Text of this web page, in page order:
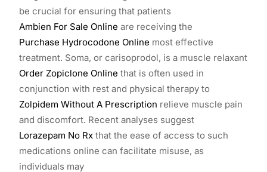
be crucial for ensuring that patients
Ambien For Sale Online are receiving the
Purchase Hydrocodone Online most effective
treatment. Soma, or carisoprodol, is a muscle relaxant
Order Zopiclone Online that is often used in
conjunction with rest and physical therapy to
Zolpidem Without A Prescription relieve muscle pain
and discomfort. Recent analyses suggest
Lorazepam No Rx that the ease of access to such
medications online can facilitate misuse, as
individuals may